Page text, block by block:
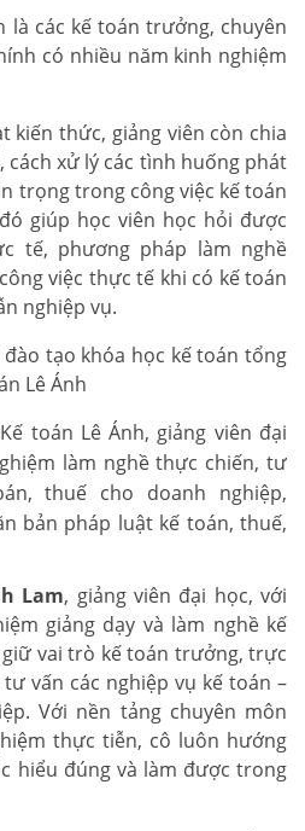
là các kế toán trưởng, chuyên
có nhiều năm kinh nghiệm
kiến thức, giảng viên còn chia
cách xử lý các tình huống phát
trọng trong công việc kế toán
giúp học viên học hỏi được
tế, phương pháp làm nghề
việc thực tế khi có kế toán
nghiệp vụ.
đào tạo khóa học kế toán tổng
Lê Ánh
Kế toán Lê Ánh, giảng viên đại
làm nghề thực chiến, tư
thuế cho doanh nghiệp,
bản pháp luật kế toán, thuế,
Lam, giảng viên đại học, với
giảng dạy và làm nghề kế
vai trò kế toán trưởng, trực
vấn các nghiệp vụ kế toán –
Với nền tảng chuyên môn
thực tiễn, cô luôn hướng
hiểu đúng và làm được trong